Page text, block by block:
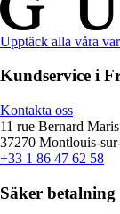
Upptäck alla våra
Kundservice i
Kontakta oss
11 rue Bernard Maris
37270 Montlouis-
+33 1 86 47 62 58
Säker betalning